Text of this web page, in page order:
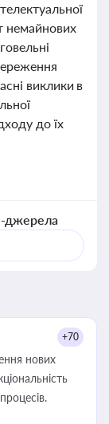
немайнових
виклики в
до їх
джерела
+70
нових